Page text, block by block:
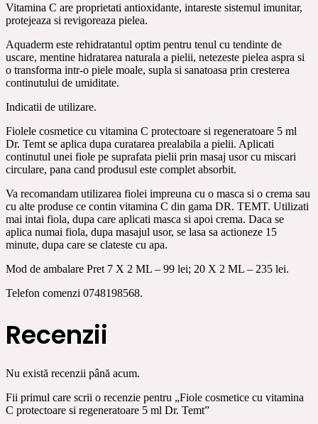
Vitamina C are proprietati antioxidante, intareste sistemul imunitar,
protejeaza si revigoreaza pielea.
Aquaderm este rehidratantul optim pentru tenul cu tendinte de
uscare, mentine hidratarea naturala a pielii, netezeste pielea aspra si
o transforma intr-o piele moale, supla si sanatoasa prin cresterea
continutului de umiditate.
Indicatii de utilizare.
Fiolele cosmetice cu vitamina C protectoare si regeneratoare 5 ml
Dr. Temt se aplica dupa curatarea prealabila a pielii. Aplicati
continutul unei fiole pe suprafata pielii prin masaj usor cu miscari
circulare, pana cand produsul este complet absorbit.
Va recomandam utilizarea fiolei impreuna cu o masca si o crema sau
cu alte produse ce contin vitamina C din gama DR. TEMT. Utilizati
mai intai fiola, dupa care aplicati masca si apoi crema. Daca se
aplica numai fiola, dupa masajul usor, se lasa sa actioneze 15
minute, dupa care se clateste cu apa.
Mod de ambalare Pret 7 X 2 ML – 99 lei; 20 X 2 ML – 235 lei.
Telefon comenzi 0748198568.
Recenzii
Nu există recenzii până acum.
Fii primul care scrii o recenzie pentru „Fiole cosmetice cu vitamina
C protectoare si regeneratoare 5 ml Dr. Temt”